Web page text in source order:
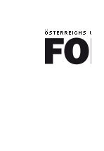
FONDS